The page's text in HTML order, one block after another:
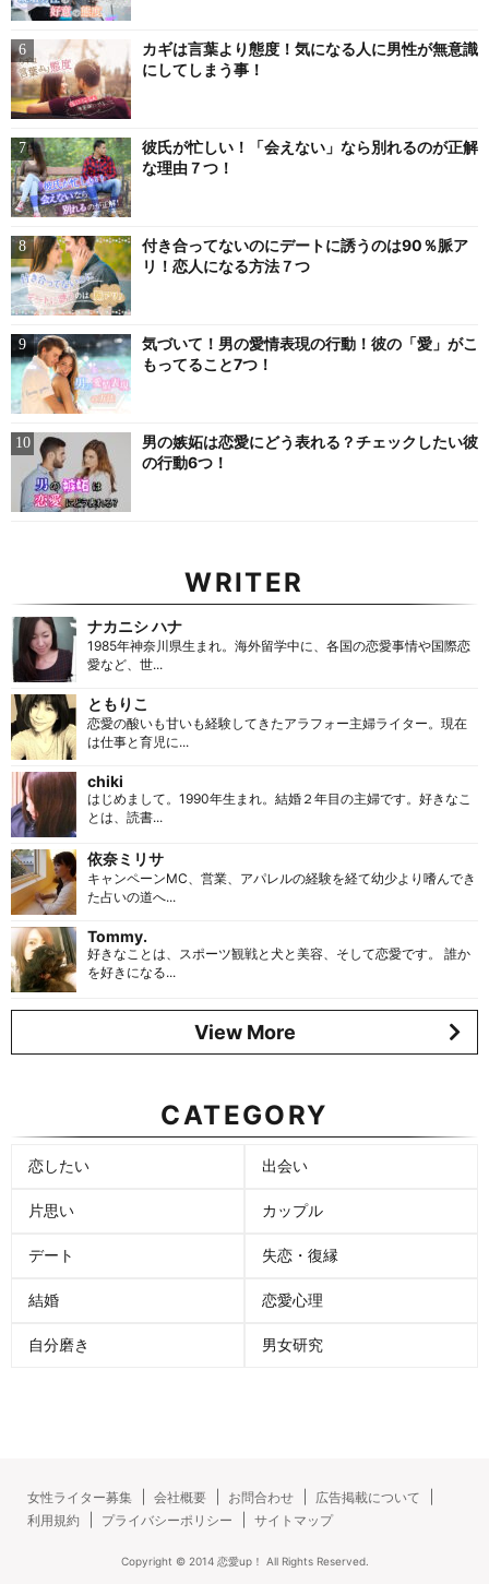
カギは言葉より態度！気になる人に男性が無意識
にしてしまう事！
彼氏が忙しい！「会えない」なら別れるのが正解
な理由７つ！
付き合ってないのにデートに誘うのは90％脈ア
リ！恋人になる方法７つ
気づいて！男の愛情表現の行動！彼の「愛」がこ
もってること7つ！
男の嫉妬は恋愛にどう表れる？チェックしたい彼
の行動6つ！
WRITER
ナカニシ ハナ
1985年神奈川県生まれ。海外留学中に、各国の恋愛事情や国際恋
愛など、世...
ともりこ
恋愛の酸いも甘いも経験してきたアラフォー主婦ライター。現在
は仕事と育児に...
chiki
はじめまして。1990年生まれ。結婚２年目の主婦です。好きなこ
とは、読書...
依奈ミリサ
キャンペーンMC、営業、アパレルの経験を経て幼少より嗜んでき
た占いの道へ...
Tommy.
好きなことは、スポーツ観戦と犬と美容、そして恋愛です。 誰か
を好きになる...
View More
CATEGORY
恋したい 出会い
片思い カップル
デート 失恋・復縁
結婚 恋愛心理
自分磨き 男女研究
女性ライター募集 会社概要 お問合わせ
広告掲載について
利用規約
プライバシーポリシー サイトマップ
Copyright © 2014 恋愛up！ All Rights Reserved.